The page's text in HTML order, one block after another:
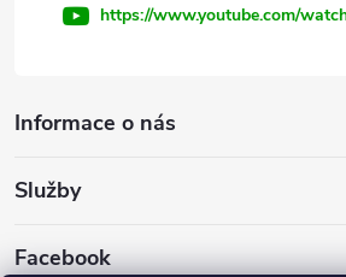
s
u
Informace o nás
Služby
Facebook
https://www.youtube.com/